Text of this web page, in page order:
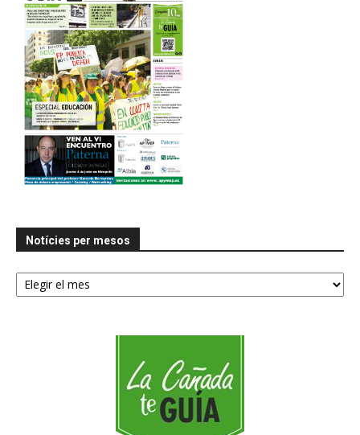
Notícies per mesos
Notícies
per